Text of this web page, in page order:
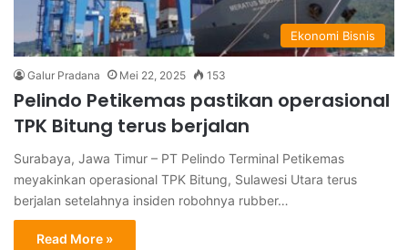
Ekonomi Bisnis
Galur Pradana Mei 22, 2025 153
Pelindo Petikemas pastikan operasional
TPK Bitung terus berjalan
Surabaya, Jawa Timur – PT Pelindo Terminal Petikemas
meyakinkan operasional TPK Bitung, Sulawesi Utara terus
berjalan setelahnya insiden robohnya rubber…
Read More »